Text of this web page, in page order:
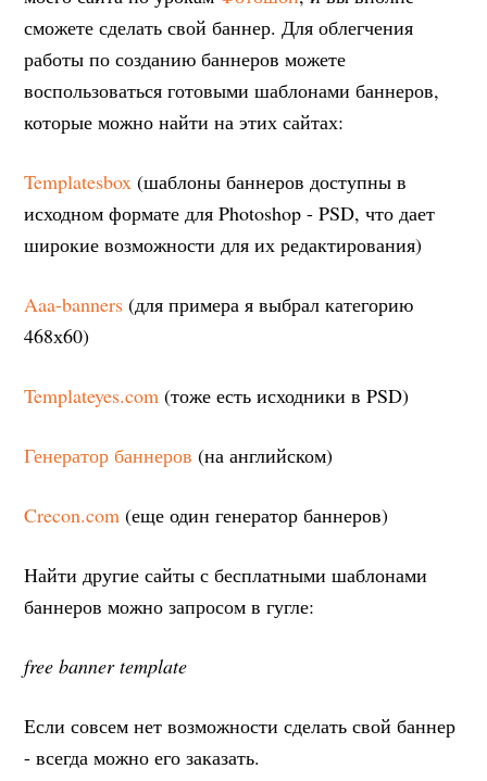
сможете сделать свой баннер. Для облегчения
работы по созданию баннеров можете
воспользоваться готовыми шаблонами баннеров,
которые можно найти на этих сайтах:
Templatesbox (шаблоны баннеров доступны в
исходном формате для Photoshop - PSD, что дает
широкие возможности для их редактирования)
Aaa-banners (для примера я выбрал категорию
468х60)
Templateyes.com (тоже есть исходники в PSD)
Генератор баннеров (на английском)
Crecon.com (еще один генератор баннеров)
Найти другие сайты с бесплатными шаблонами
баннеров можно запросом в гугле:
free banner template
Если совсем нет возможности сделать свой баннер
- всегда можно его заказать.